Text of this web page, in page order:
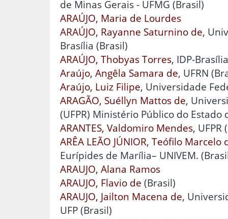
de Minas Gerais - UFMG (Brasil)
ARAÚJO, Maria de Lourdes
ARAÚJO, Rayanne Saturnino de,
Brasília (Brasil)
ARAÚJO, Thobyas Torres, IDP-
Araújo, Angêla Samara de, UFRN
Araújo, Luiz Filipe, Universidade
ARAGÃO, Suéllyn Mattos de,
(UFPR) Ministério Público do Estado
ARANTES, Valdomiro Mendes, UFPR
ARÊA LEÃO JÚNIOR, Teófilo Marcelo
Eurípides de Marília– UNIVEM.
ARAUJO, Alana Ramos
ARAUJO, Flavio de (Brasil)
ARAUJO, Jailton Macena de,
UFP (Brasil)